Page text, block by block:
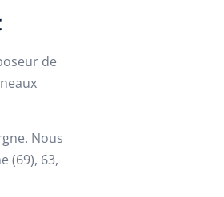
de
Nous
(69), 63,